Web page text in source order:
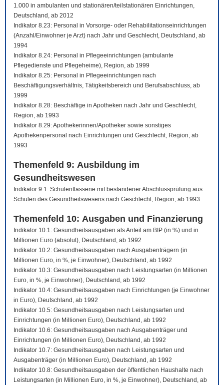
1.000 in ambulanten und stationären/teilstationären Einrichtungen,
Deutschland, ab 2012
Indikator 8.23: Personal in Vorsorge- oder Rehabilitationseinrichtungen
(Anzahl/Einwohner je Arzt) nach Jahr und Geschlecht, Deutschland, ab
1994
Indikator 8.24: Personal in Pflegeeinrichtungen (ambulante
Pflegedienste und Pflegeheime), Region, ab 1999
Indikator 8.25: Personal in Pflegeeinrichtungen nach
Beschäftigungsverhältnis, Tätigkeitsbereich und Berufsabschluss, ab
1999
Indikator 8.28: Beschäftige in Apotheken nach Jahr und Geschlecht,
Region, ab 1993
Indikator 8.29: Apothekerinnen/Apotheker sowie sonstiges
Apothekenpersonal nach Einrichtungen und Geschlecht, Region, ab
1993
Themenfeld 9: Ausbildung im
Gesundheitswesen
Indikator 9.1: Schulentlassene mit bestandener Abschlussprüfung aus
Schulen des Gesundheitswesens nach Geschlecht, Region, ab 1993
Themenfeld 10: Ausgaben und Finanzierung
Indikator 10.1: Gesundheitsausgaben als Anteil am BIP (in %) und in
Millionen Euro (absolut), Deutschland, ab 1992
Indikator 10.2: Gesundheitsausgaben nach Ausgabenträgern (in
Millionen Euro, in %, je Einwohner), Deutschland, ab 1992
Indikator 10.3: Gesundheitsausgaben nach Leistungsarten (in Millionen
Euro, in %, je Einwohner), Deutschland, ab 1992
Indikator 10.4: Gesundheitsausgaben nach Einrichtungen (je Einwohner
in Euro), Deutschland, ab 1992
Indikator 10.5: Gesundheitsausgaben nach Leistungsarten und
Einrichtungen (in Millionen Euro), Deutschland, ab 1992
Indikator 10.6: Gesundheitsausgaben nach Ausgabenträger und
Einrichtungen (in Millionen Euro), Deutschland, ab 1992
Indikator 10.7: Gesundheitsausgaben nach Leistungsarten und
Ausgabenträger (in Millionen Euro), Deutschland, ab 1992
Indikator 10.8: Gesundheitsausgaben der öffentlichen Haushalte nach
Leistungsarten (in Millionen Euro, in %, je Einwohner), Deutschland, ab